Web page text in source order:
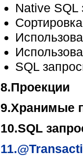
Native SQL
Сортировка
SQL
8.Проекции
9.Хранимые
10.SQL